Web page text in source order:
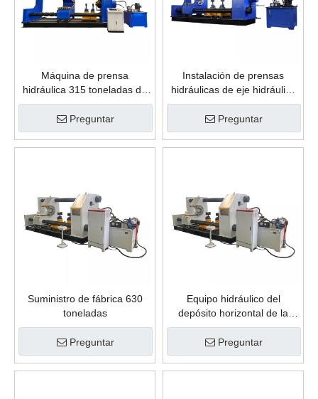
Máquina de prensa
hidráulica 315 toneladas de
prensa hidráulica horizontal
para la reparación de la
rueda del tren
Preguntar
Instalación de prensas
hidráulicas de eje hidráulico
horizontal de 630 toneladas
Instalación y eliminación de
ruedas de tren
Preguntar
Suministro de fábrica 630
toneladas
Preguntar
Equipo hidráulico del
depósito horizontal de la
rueda ferroviaria de la
máquina de la prensa para la
prensa 315t del juego de
ruedas
Preguntar